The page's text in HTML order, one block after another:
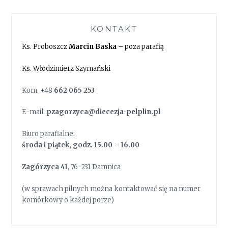
KONTAKT
Ks. ProboszczMarcin Baska – poza parafią
Ks. Włodzimierz Szymański
Kom. +48 662 065 253
E-mail: pzagorzyca@diecezja-pelplin.pl
Biuro parafialne:
środa i piątek, godz. 15.00 – 16.00
Zagórzyca 41, 76-231 Damnica
(w sprawach pilnych można kontaktować się na numer
komórkowy o każdej porze)